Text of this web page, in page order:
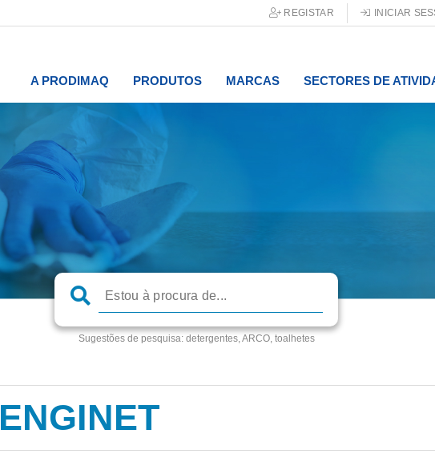
REGISTAR INICIAR
A PRODIMAQ PRODUTOS MARCAS SECTORES DE
Sugestões de pesquisa:detergentes, ARCO, toalhetes
ENGINET